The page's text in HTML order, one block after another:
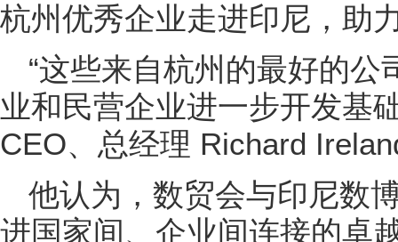
杭州优秀企业走进印尼，助
“这些来自杭州的最好的
业和民营企业进一步开发基
CEO、总经理 Richard
他认为，数贸会与印尼数
进国家间、企业间连接的卓